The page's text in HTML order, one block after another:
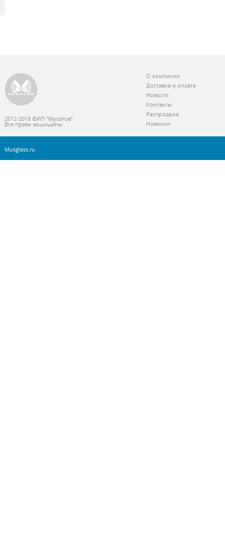
2012-2018 ©ИП “Мусатов”
Все права защищены
О компании
Доставка и оплата
Новости
Контакты
Распродажа
Новинки
Musglass.ru